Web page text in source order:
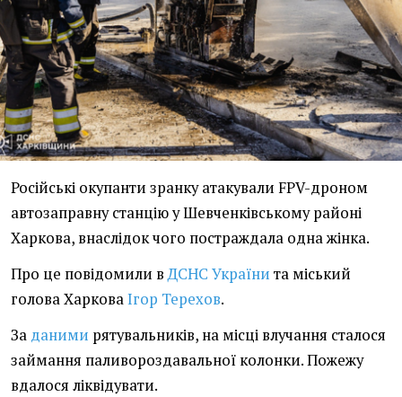
Російські окупанти зранку атакували FPV-дроном
автозаправну станцію у Шевченківському районі
Харкова, внаслідок чого постраждала одна жінка.
Про це повідомили вДСНС України та міський
голова ХарковаІгор Терехов.
За даними рятувальників, на місці влучання сталося
займання паливороздавальної колонки. Пожежу
вдалося ліквідувати.